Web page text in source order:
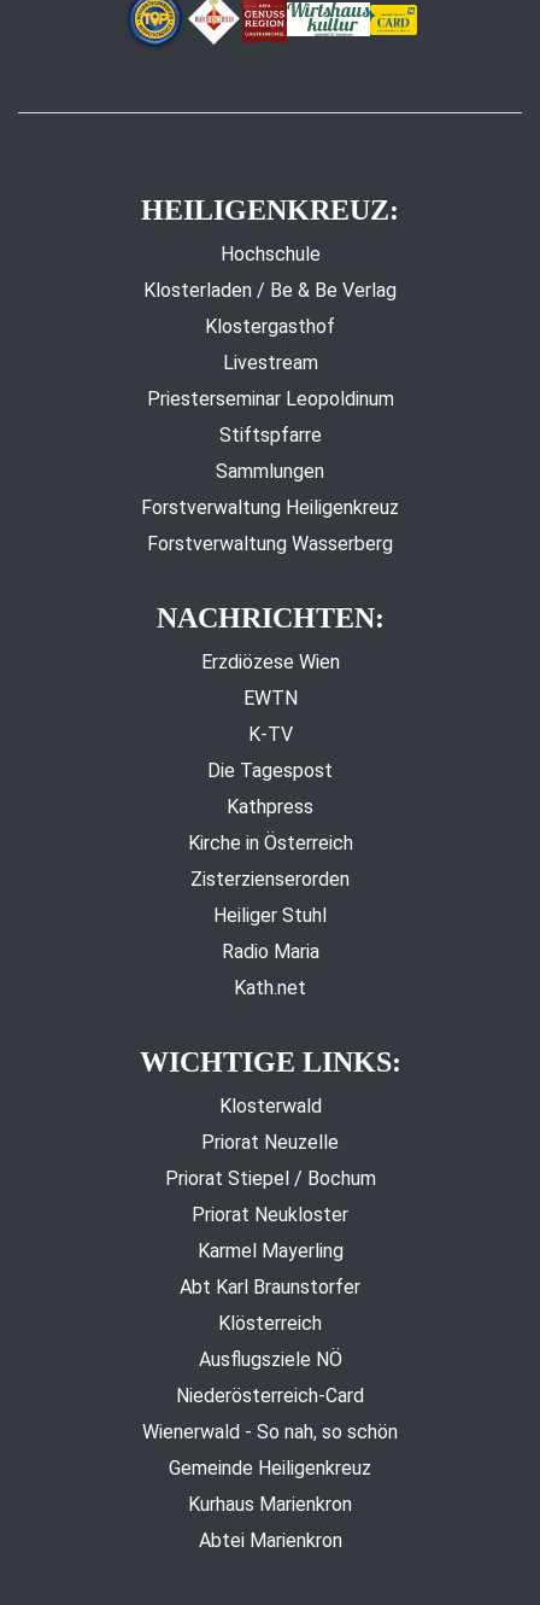
HEILIGENKREUZ:
Hochschule
Klosterladen / Be & Be Verlag
Klostergasthof
Livestream
Priesterseminar Leopoldinum
Stiftspfarre
Sammlungen
Forstverwaltung Heiligenkreuz
Forstverwaltung Wasserberg
NACHRICHTEN:
Erzdiözese Wien
EWTN
K-TV
Die Tagespost
Kathpress
Kirche in Österreich
Zisterzienserorden
Heiliger Stuhl
Radio Maria
Kath.net
WICHTIGE LINKS:
Klosterwald
Priorat Neuzelle
Priorat Stiepel / Bochum
Priorat Neukloster
Karmel Mayerling
Abt Karl Braunstorfer
Klösterreich
Ausflugsziele NÖ
Niederösterreich-Card
Wienerwald - So nah, so schön
Gemeinde Heiligenkreuz
Kurhaus Marienkron
Abtei Marienkron